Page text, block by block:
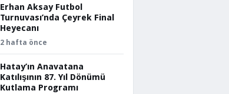
Erhan Aksay Futbol
Turnuvası’nda Çeyrek Final
Heyecanı
2 hafta önce
Hatay’ın Anavatana
Katılışının 87. Yıl Dönümü
Kutlama Programı